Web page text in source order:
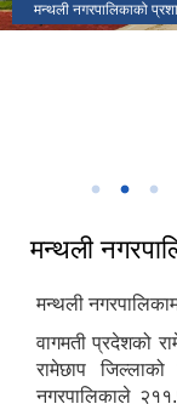
निकृष्ट बालश्रममुक्त,
मन्थली नगरपालिकाको
मन्थली नगरपालिका वडा नं
ढिकुरीदेवी मन्दिर भटौली
थानापती महादेव मन्दिर
थानापती महादेव मन्दिर
मन्थली नगरपालिका वडा नं
जन्मस्थान
हर्रेचिण्डे फुलासी
नगरपालिका कार्यालयबाट
मन्थली
मन्थली
वागमती प्रदेशको
रामेछाप
नगरपालिकाले